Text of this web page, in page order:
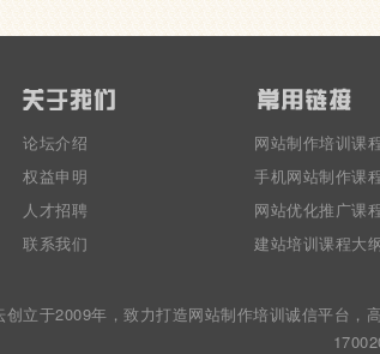
论坛介绍
权益申明
人才招聘
联系我们
网站制作培训课
手机网站制作课
网站优化推广课
建站培训课程大
立于2009年，致力打造网站制作培训诚信平台